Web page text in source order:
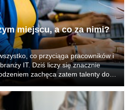
miejscu, a co za nimi?
co przyciąga pracowników i
IT. Dziś liczy się znacznie
zachęca zatem talenty do